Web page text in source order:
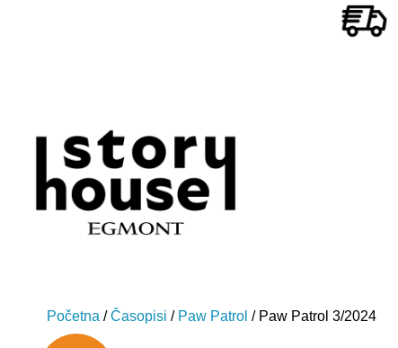
Početna /Časopisi / Paw Patrol / Paw Patrol 3/2024